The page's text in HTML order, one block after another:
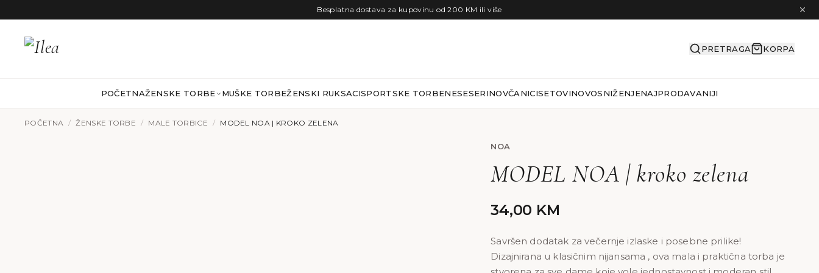
Besplatna dostava za kupovinu od 200 KM ili više
PRETRAGA KORPA
POČETNAŽENSKE TORBE MUŠKE TORBEŽENSKI RUKSACISPORTSKE TORBENESESERINOVČANICISETOVINOVOSNIŽENJENAJPRODAVANIJI
POČETNA / ŽENSKE TORBE / MALE TORBICE / MODEL NOA | KROKO ZELENA
NOA
MODEL NOA | kroko zelena
34,00 KM
Savršen dodatak za večernje izlaske i posebne prilike!
Dizajnirana u klasičnim nijansama , ova mala i praktična torba je